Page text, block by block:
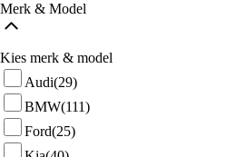
Merk & Model
Kies merk & model
Audi(29)
BMW(111)
Ford(25)